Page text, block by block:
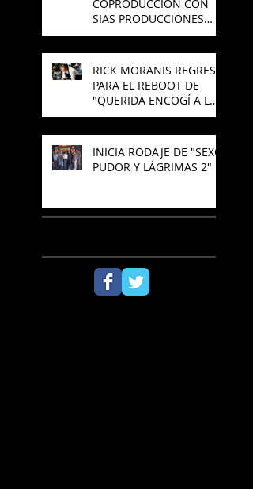
COPRODUCCIÓN CON
SIAS PRODUCCIONES
PREPARAN NUEVA
RICK MORANIS REGRESA
PARA EL REBOOT DE
"QUERIDA ENCOGÍ A LOS
NIÑOS"
INICIA RODAJE DE "SEXO,
PUDOR Y LÁGRIMAS 2"